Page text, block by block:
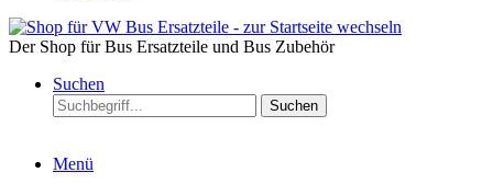
Der Shop für Bus Ersatzteile und Bus Zubehör
Suchen
Suchen
Menü